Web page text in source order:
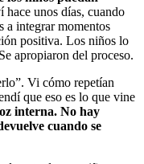
hace unos días, cuando
a integrar momentos
positiva. Los niños lo
apropiaron del proceso.
Vi cómo repetían
que eso es lo que vine
interna. No hay
cuando se